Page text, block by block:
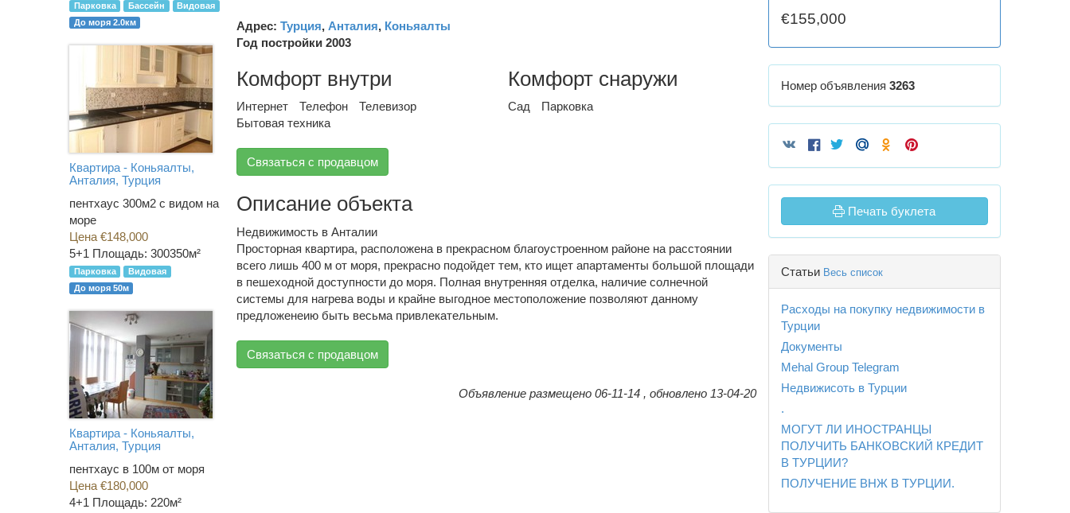
Адрес: Турция, Анталия, Коньяалты
Год постройки 2003
Комфорт внутри
Интернет Телефон
Телевизор
Бытовая техника
Комфорт снаружи
Сад Парковка
Связаться с продавцом
Описание объекта
Недвижимость в Анталии
Просторная квартира, расположена в прекрасном благоустроенном районе на расстоянии
всего лишь 400 м от моря, прекрасно подойдет тем, кто ищет апартаменты большой площади
в пешеходной доступности до моря. Полная внутренняя отделка, наличие солнечной
системы для нагрева воды и крайне выгодное местоположение позволяют данному
предложенеию быть весьма привлекательным.
Связаться с продавцом
Объявление размещено 06-11-14 , обновлено 13-04-20
€155,000
Номер объявления 3263
Печать буклета
Статьи Весь список
Расходы на покупку недвижимости в
Турции
Документы
Mehal Group Telegram
Недвижисоть в Турции
.
МОГУТ ЛИ ИНОСТРАНЦЫ
ПОЛУЧИТЬ БАНКОВСКИЙ КРЕДИТ
В ТУРЦИИ?
ПОЛУЧЕНИЕ ВНЖ В ТУРЦИИ.
Парковка Бассейн
Видовая
До моря 2.0км
Квартира - Коньяалты,
Анталия, Турция
пентхаус 300м2 с видом на
море
Цена €148,000
5+1 Площадь: 300350м²
Парковка
Видовая
До моря 50м
Квартира - Коньяалты,
Анталия, Турция
пентхаус в 100м от моря
Цена €180,000
4+1 Площадь: 220м²